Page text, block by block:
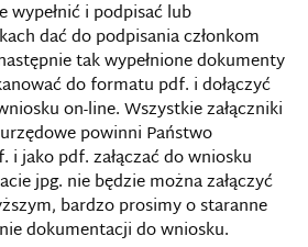
i podpisać lub
dać do podpisania członkom
tak wypełnione dokumenty
do formatu pdf. i dołączyć
on-line. Wszystkie załączniki
powinni Państwo
i jako pdf. załączać do wniosku
jpg. nie będzie można załączyć
bardzo prosimy o staranne
dokumentacji do wniosku.